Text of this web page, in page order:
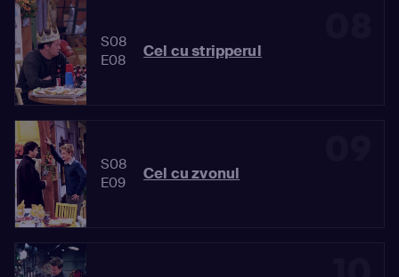
S08
E08
Cel cu stripperul
S08
E09
Cel cu zvonul